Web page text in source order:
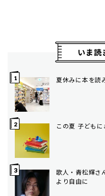
いま読
夏休みに本を
この夏 子ども
歌人・青松輝さ
より自由に